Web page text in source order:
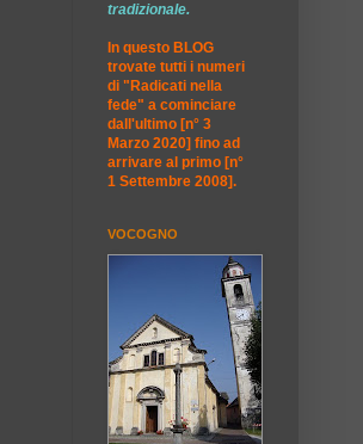
tradizionale.
In questo BLOG
trovate tutti i numeri
di "Radicati nella
fede" a cominciare
dall'ultimo [n° 3
Marzo 2020] fino ad
arrivare al primo [n°
1 Settembre 2008].
VOCOGNO